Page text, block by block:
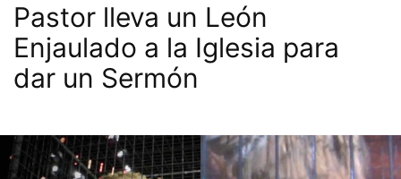
Pastor lleva un León
Enjaulado a la Iglesia para
dar un Sermón